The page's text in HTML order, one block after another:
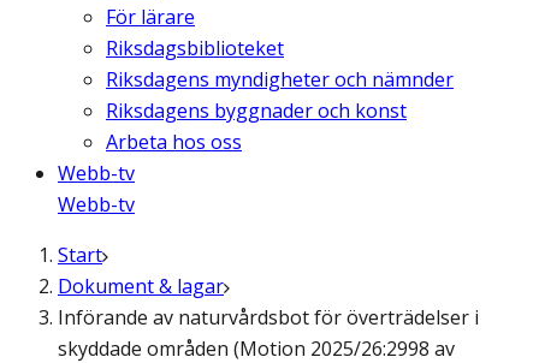
För lärare
Riksdagsbiblioteket
Riksdagens myndigheter och nämnder
Riksdagens byggnader och konst
Arbeta hos oss
Webb-tv
Webb-tv
Start
Dokument & lagar
Införande av naturvårdsbot för överträdelser i
skyddade områden (Motion 2025/26:2998 av